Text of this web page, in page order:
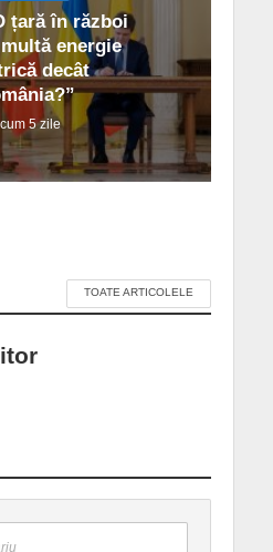
țară în război
energie
decât
5 zile
TOATE ARTICOLELE